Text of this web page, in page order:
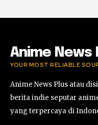
#gaming
Anime News
YOUR MOST RELIABLE
Anime News Plus atau
berita indie seputar
yang terpercaya di